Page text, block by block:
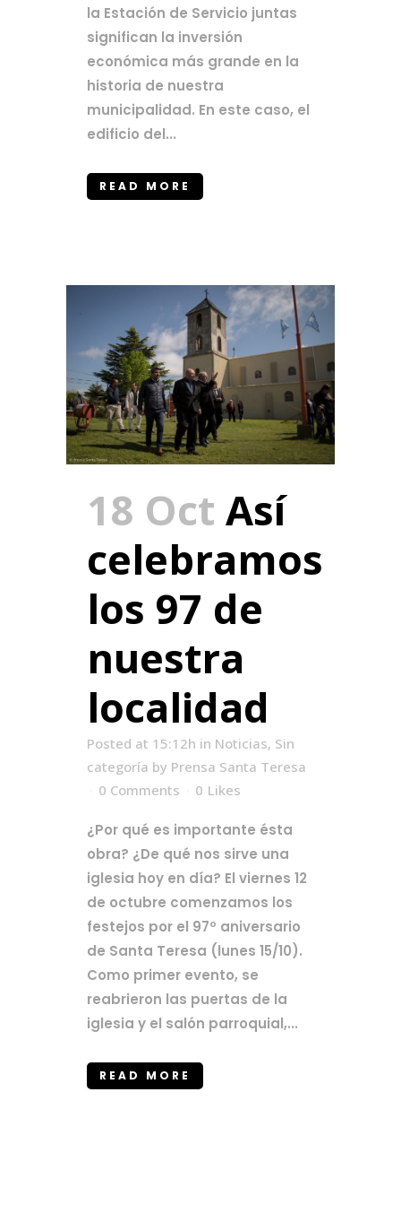
la Estación de Servicio juntas
significan la inversión
económica más grande en la
historia de nuestra
municipalidad. En este caso, el
edificio del...
READ MORE
18 Oct Así
celebramos
los 97 de
nuestra
localidad
Posted at 15:12h in Noticias, Sin
categoría by Prensa Santa Teresa
0 Comments
0 Likes
¿Por qué es importante ésta
obra? ¿De qué nos sirve una
iglesia hoy en día? El viernes 12
de octubre comenzamos los
festejos por el 97º aniversario
de Santa Teresa (lunes 15/10).
Como primer evento, se
reabrieron las puertas de la
iglesia y el salón parroquial,...
READ MORE